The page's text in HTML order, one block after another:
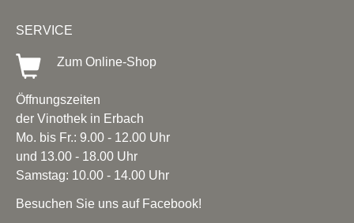
SERVICE
Zum Online-Shop
Öffnungszeiten
der Vinothek in Erbach
Mo. bis Fr.: 9.00 - 12.00 Uhr
und 13.00 - 18.00 Uhr
Samstag: 10.00 - 14.00 Uhr
Besuchen Sie uns auf Facebook!